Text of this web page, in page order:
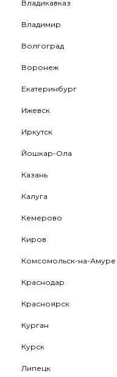
Владикавказ
Владимир
Волгоград
Воронеж
Екатеринбург
Ижевск
Иркутск
Йошкар-Ола
Казань
Калуга
Кемерово
Киров
Комсомольск-на-Амуре
Краснодар
Красноярск
Курган
Курск
Липецк